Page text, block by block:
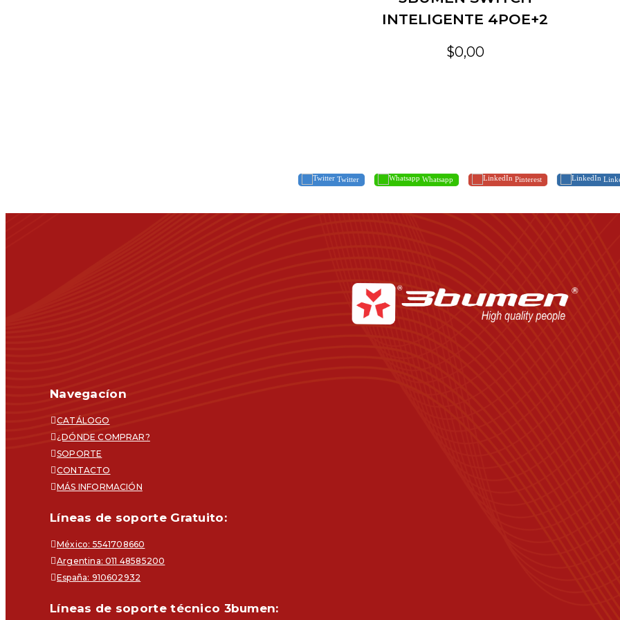
INTELIGENTE 4POE+2
$0,00
Twitter Whatsapp Pinterest
Navegacíon
CATÁLOGO
¿DÓNDE COMPRAR?
SOPORTE
CONTACTO
MÁS INFORMACIÓN
Líneas de soporte Gratuito:
México: 5541708660
Argentina: 011 48585200
España: 910602932
Líneas de soporte técnico 3bumen: